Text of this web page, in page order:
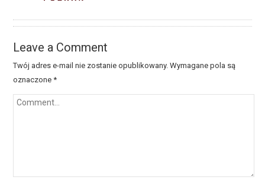
Leave a Comment
Twój adres e-mail nie zostanie opublikowany. Wymagane pola są
oznaczone*